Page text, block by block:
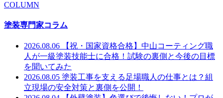
COLUMN
塗装専門家コラム
2026.08.06
【祝・国家資格合格】中山コーティング職
人が一級塗装技能士に合格！試験の裏側と今後の目標
を聞いてみた
2026.08.05 塗装工事を支える足場職人の仕事とは？組
立現場の安全対策と裏側を公開！